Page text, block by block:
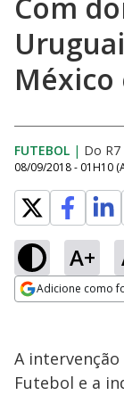
FUTEBOL | Do R7
08/09/2018 - 01H10
A+
Adicione como
A intervenção
Futebol e a